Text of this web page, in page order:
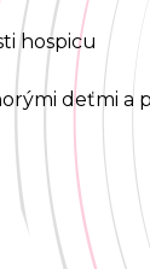
hospicu
deťmi a